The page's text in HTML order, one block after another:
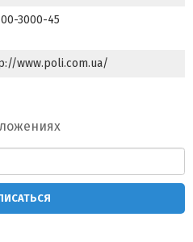
3000-45
www.poli.com.ua/